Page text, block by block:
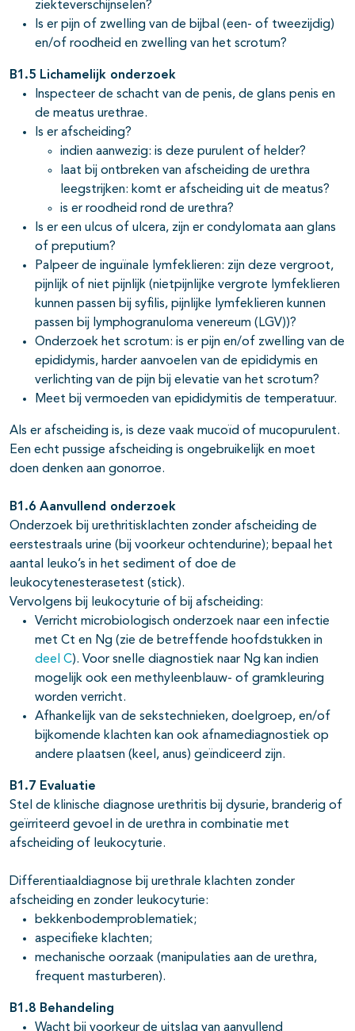
ziekteverschijnselen?
Is er pijn of zwelling van de bijbal (een- of tweezijdig)
en/of roodheid en zwelling van het scrotum?
B1.5 Lichamelijk onderzoek
Inspecteer de schacht van de penis, de glans penis en
de meatus urethrae.
Is er afscheiding?
indien aanwezig: is deze purulent of helder?
laat bij ontbreken van afscheiding de urethra
leegstrijken: komt er afscheiding uit de meatus?
is er roodheid rond de urethra?
Is er een ulcus of ulcera, zijn er condylomata aan glans
of preputium?
Palpeer de inguïnale lymfeklieren: zijn deze vergroot,
pijnlijk of niet pijnlijk (nietpijnlijke vergrote lymfeklieren
kunnen passen bij syfilis, pijnlijke lymfeklieren kunnen
passen bij lymphogranuloma venereum (LGV))?
Onderzoek het scrotum: is er pijn en/of zwelling van de
epididymis, harder aanvoelen van de epididymis en
verlichting van de pijn bij elevatie van het scrotum?
Meet bij vermoeden van epididymitis de temperatuur.
Als er afscheiding is, is deze vaak mucoïd of mucopurulent.
Een echt pussige afscheiding is ongebruikelijk en moet
doen denken aan gonorroe.
B1.6 Aanvullend onderzoek
Onderzoek bij urethritisklachten zonder afscheiding de
eerstestraals urine (bij voorkeur ochtendurine); bepaal het
aantal leuko’s in het sediment of doe de
leukocytenesterasetest (stick).
Vervolgens bij leukocyturie of bij afscheiding:
Verricht microbiologisch onderzoek naar een infectie
met Ct en Ng (zie de betreffende hoofdstukken in
deel C). Voor snelle diagnostiek naar Ng kan indien
mogelijk ook een methyleenblauw- of gramkleuring
worden verricht.
Afhankelijk van de sekstechnieken, doelgroep, en/of
bijkomende klachten kan ook afnamediagnostiek op
andere plaatsen (keel, anus) geïndiceerd zijn.
B1.7 Evaluatie
Stel de klinische diagnose urethritis bij dysurie, branderig of
geïrriteerd gevoel in de urethra in combinatie met
afscheiding of leukocyturie.
Differentiaaldiagnose bij urethrale klachten zonder
afscheiding en zonder leukocyturie:
bekkenbodemproblematiek;
aspecifieke klachten;
mechanische oorzaak (manipulaties aan de urethra,
frequent masturberen).
B1.8 Behandeling
Wacht bij voorkeur de uitslag van aanvullend